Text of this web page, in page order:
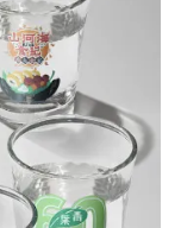
度良好，有
也非常的